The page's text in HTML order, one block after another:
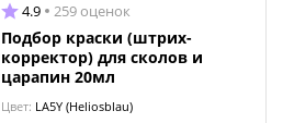
4.9 259 оценок
Подбор краски (штрих-
корректор) для сколов и
царапин 20мл
Цвет: LA5Y (Heliosblau)